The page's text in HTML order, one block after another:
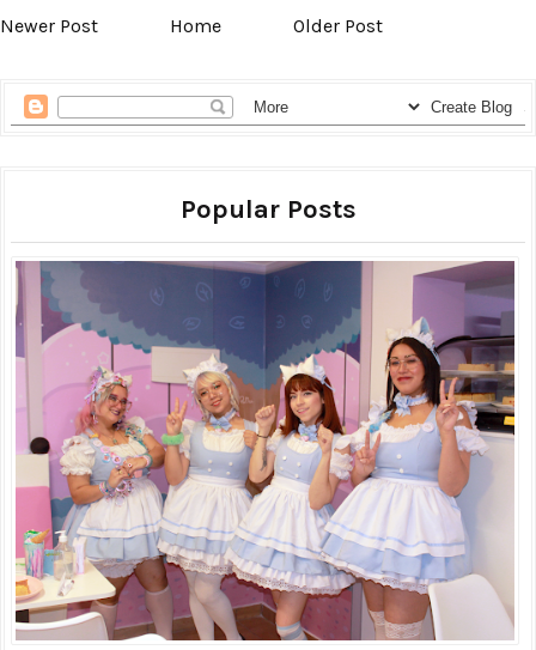
Newer Post Home Older Post
Popular Posts